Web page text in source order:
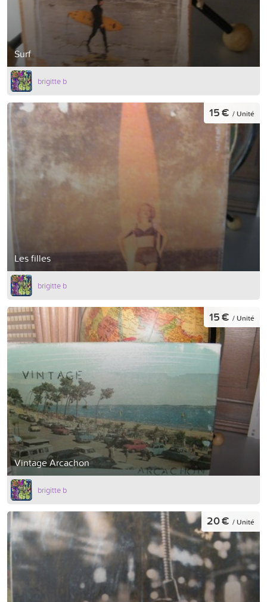
Surf
brigitte b
Les filles
15 € / Unité
brigitte b
Vintage Arcachon
15 € / Unité
brigitte b
20 € / Unité